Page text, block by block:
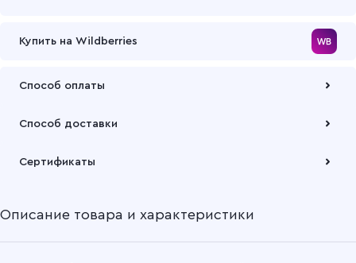
Купить на Wildberries
Способ оплаты
Способ доставки
наших складов или через транспортную компанию на Ваш
Подробнее
Сертификаты
Описание товара и характеристики